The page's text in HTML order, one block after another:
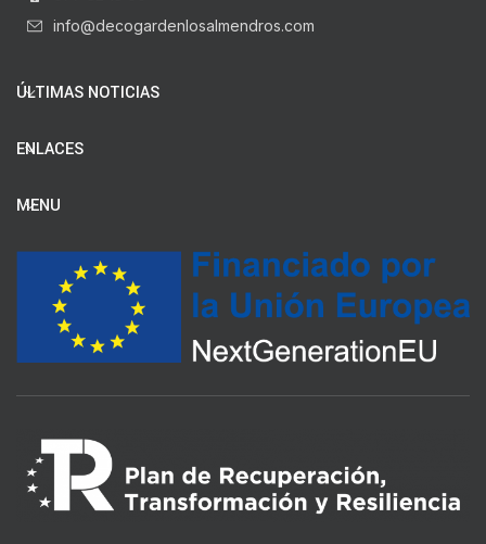
info@decogardenlosalmendros.com
ÚLTIMAS NOTICIAS
ENLACES
MENU